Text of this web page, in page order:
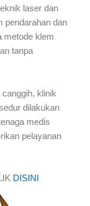
laser dan
pendarahan dan
metode klem
tanpa
klinik
dilakukan
medis
pelayanan
DISINI